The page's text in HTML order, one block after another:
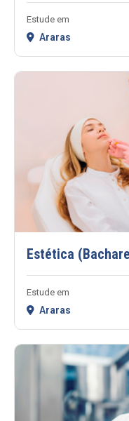
Estude em
Araras
Estética
Estude em
Araras